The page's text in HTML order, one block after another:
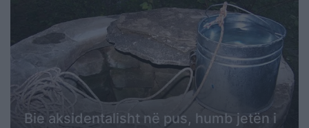
Bie aksidentalisht në pus, humb jetën i